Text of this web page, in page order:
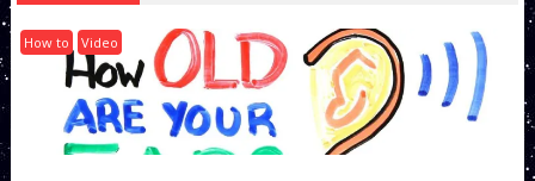
How to Video